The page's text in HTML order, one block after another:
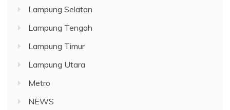
Lampung Selatan
Lampung Tengah
Lampung Timur
Lampung Utara
Metro
NEWS